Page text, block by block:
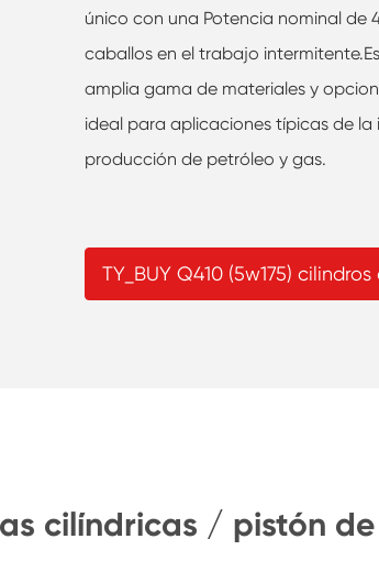
único con una Potencia nominal de
caballos en el trabajo
amplia gama de materiales y
ideal para aplicaciones típicas de la
producción de petróleo y gas.
TY_BUY Q410 (5w175)
cilíndricas / pistón